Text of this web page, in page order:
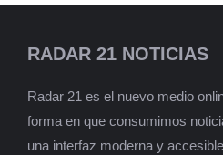
RADAR 21 NOTICIAS
Radar 21 es el nuevo medio
forma en que consumimos
una interfaz moderna y